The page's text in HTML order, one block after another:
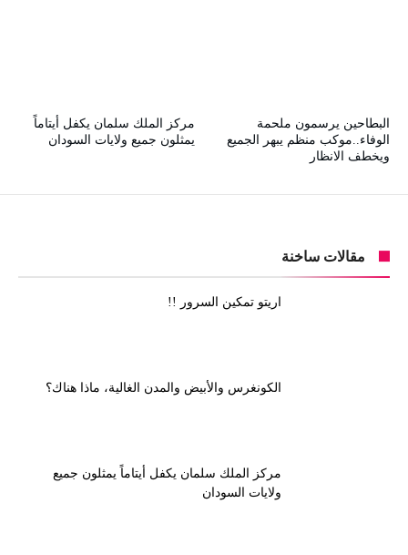
مركز الملك سلمان يكفل أيتاماً
يمثلون جميع ولايات السودان
البطاحين يرسمون ملحمة
الوفاء..موكب منظم يبهر الجميع
ويخطف الانظار
مقالات ساخنة
اريتو تمكين السرور !!
الكونغرس والأبيض والمدن الغالية، ماذا هناك؟
مركز الملك سلمان يكفل أيتاماً يمثلون جميع
ولايات السودان